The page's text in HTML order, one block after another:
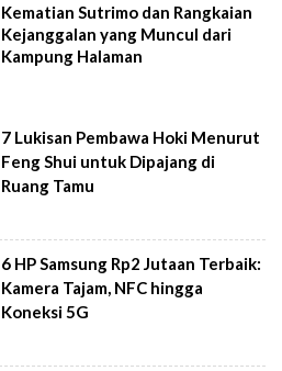
Kematian Sutrimo dan Rangkaian
Kejanggalan yang Muncul dari
Kampung Halaman
7 Lukisan Pembawa Hoki Menurut
Feng Shui untuk Dipajang di
Ruang Tamu
6 HP Samsung Rp2 Jutaan Terbaik:
Kamera Tajam, NFC hingga
Koneksi 5G